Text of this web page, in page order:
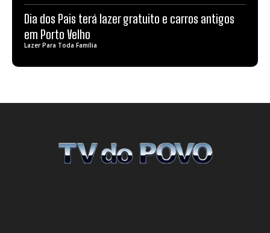
Dia dos Pais terá lazer gratuito e carros antigos
em Porto Velho
Lazer Para Toda Família